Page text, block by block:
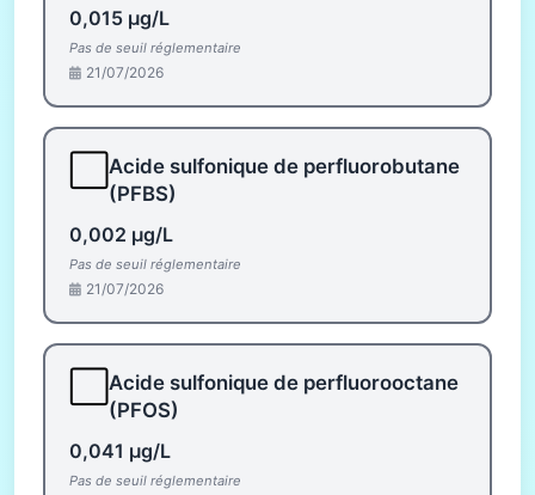
0,015 µg/L
Pas de seuil réglementaire
21/07/2026
Acide sulfonique de perfluorobutane
(PFBS)
0,002 µg/L
Pas de seuil réglementaire
21/07/2026
Acide sulfonique de perfluorooctane
(PFOS)
0,041 µg/L
Pas de seuil réglementaire